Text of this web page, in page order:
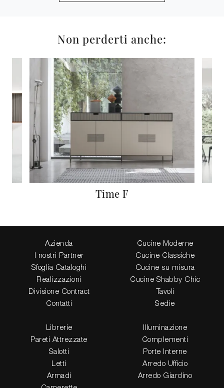
Non perderti anche:
Time F
Azienda
I nostri Partner
Sfoglia Cataloghi
Realizzazioni
Divisione Contract
Contatti
Cucine Moderne
Cucine Classiche
Cucine su misura
Cucine Shabby Chic
Tavoli
Sedie
Librerie
Pareti Attrezzate
Salotti
Letti
Armadi
Illuminazione
Complementi
Porte Interne
Arredo Ufficio
Arredo Giardino